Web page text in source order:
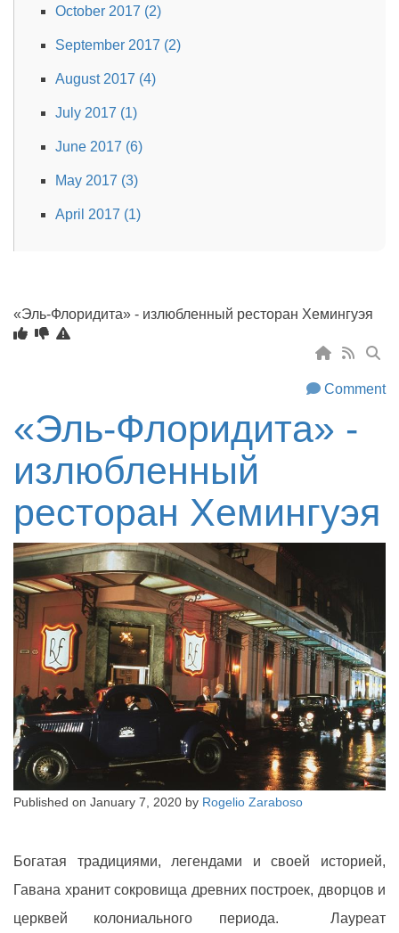
October 2017 (2)
September 2017 (2)
August 2017 (4)
July 2017 (1)
June 2017 (6)
May 2017 (3)
April 2017 (1)
«Эль-Флоридита» - излюбленный ресторан Хемингуэя
Comment
«Эль-Флоридита» -
излюбленный
ресторан Хемингуэя
Published on January 7, 2020 by Rogelio Zaraboso
Богатая традициями, легендами и своей историей,
Гавана хранит сокровища древних построек, дворцов и
церквей колониального периода. Лауреат